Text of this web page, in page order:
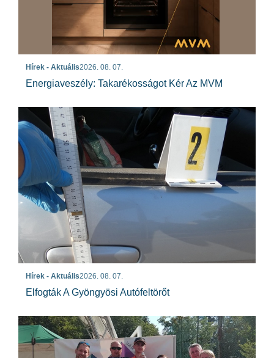
Hírek - Aktuális2026. 08. 07.
Energiaveszély: Takarékosságot Kér Az MVM
Hírek - Aktuális2026. 08. 07.
Elfogták A Gyöngyösi Autófeltörőt